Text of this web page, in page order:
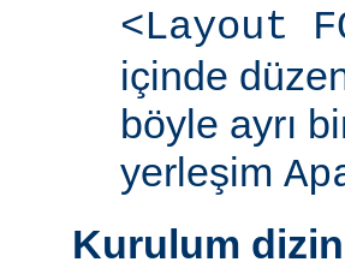
<Layout
içinde
böyle ayrı
yerleşim
Kurulum